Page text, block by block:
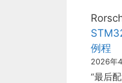
例程
2026年
“最后